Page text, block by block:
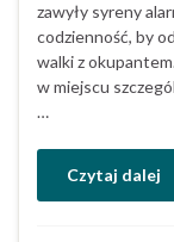
zawyły syreny
codzienność, by
walki z
w miejscu
…
Czytaj dalej